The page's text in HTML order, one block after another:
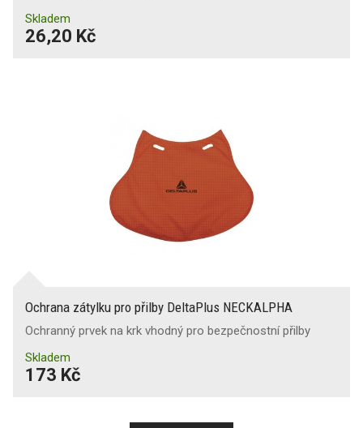
Skladem
26,20 Kč
Ochrana zátylku pro přilby DeltaPlus NECKALPHA
Ochranný prvek na krk vhodný pro bezpečnostní přilby
Skladem
173 Kč